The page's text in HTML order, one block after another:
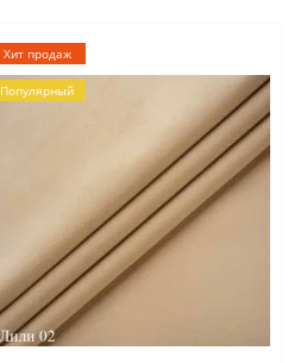
Хит продаж
Популярный